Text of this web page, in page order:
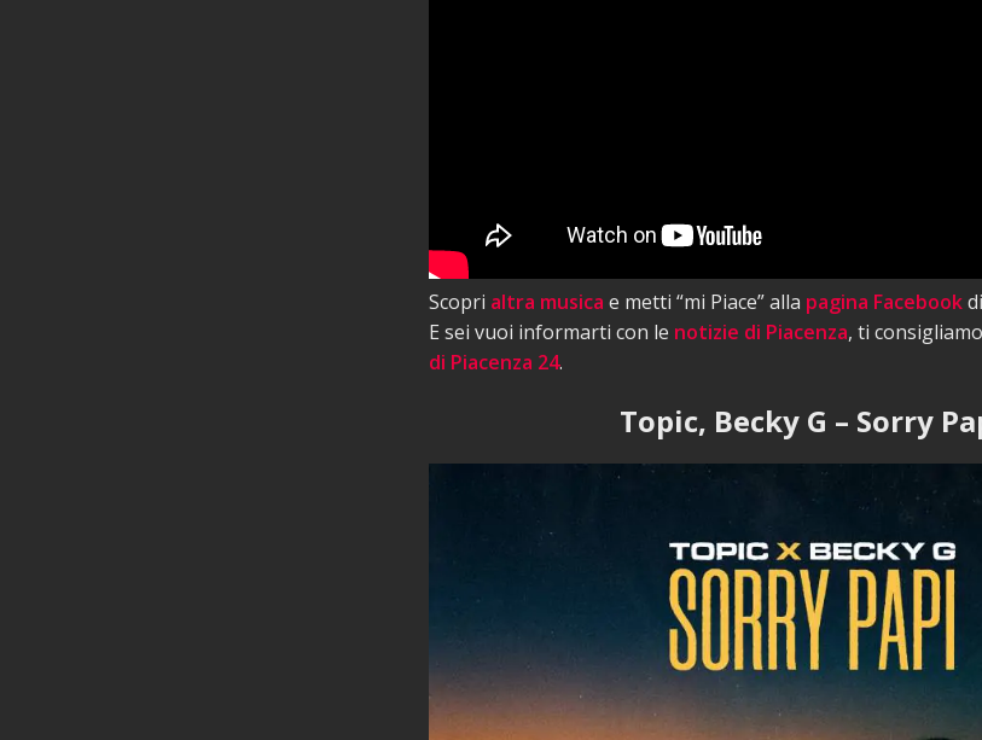
Scopri altra musica e metti “mi Piace” alla pagina Facebook
E sei vuoi informarti con le notizie di Piacenza, ti
di Piacenza 24.
Topic, Becky G – Sorry